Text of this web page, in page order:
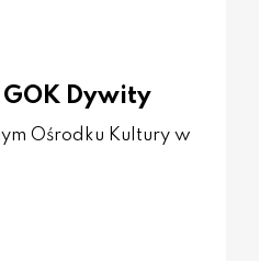
Dywity
Ośrodku Kultury w